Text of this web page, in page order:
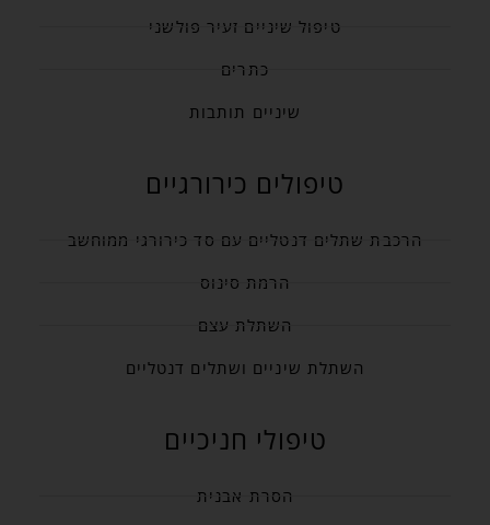
טיפול שיניים זעיר פולשני
כתרים
שיניים תותבות
טיפולים כירורגיים
הרכבת שתלים דנטליים עם סד כירורגי ממוחשב
הרמת סינוס
השתלת עצם
השתלת שיניים ושתלים דנטליים
טיפולי חניכיים
הסרת אבנית